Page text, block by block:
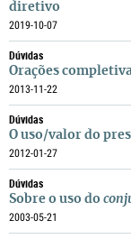
diretivo
2019-10-07
Dúvidas
Orações
2013-11-22
Dúvidas
O uso/valor do
2012-01-27
Dúvidas
Sobre o uso do
2003-05-21